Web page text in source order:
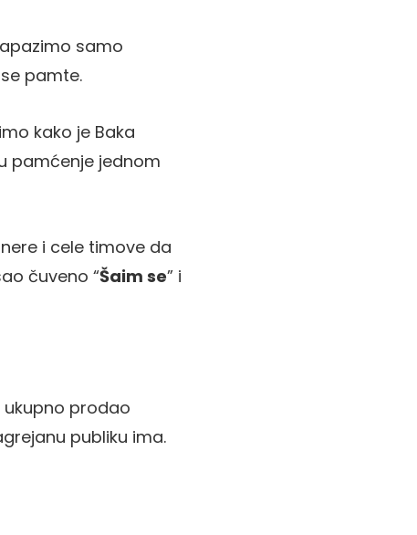
samo
pamte.
kako je Baka
pamćenje jednom
i cele timove da
čuveno “Šaim se” i
ukupno prodao
publiku ima.